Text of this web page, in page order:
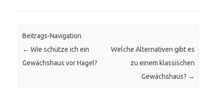
Beitrags-Navigation
← Wie schütze ich ein
Gewächshaus vor Hagel?
Welche Alternativen gibt es
zu einem klassischen
Gewächshaus? →